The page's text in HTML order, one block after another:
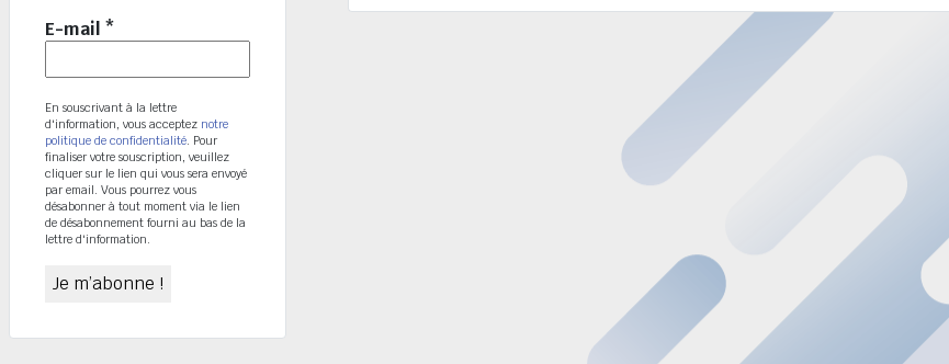
E-mail *
En souscrivant à la lettre
d'information, vous acceptez notre
politique de confidentialité . Pour
finaliser votre souscription, veuillez
cliquer sur le lien qui vous sera envoyé
par email. Vous pourrez vous
désabonner à tout moment via le lien
de désabonnement fourni au bas de la
lettre d'information.